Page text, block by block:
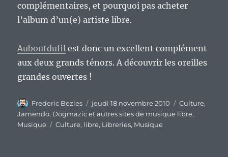
complémentaires, et pourquoi pas acheter
l’album d’un(e) artiste libre.
Auboutdufil est donc un excellent complément
aux deux grands ténors. A découvrir les oreilles
grandes ouvertes !
Auteur
Frederic Bezies
Publié
le
jeudi 18 novembre 2010 Catégories
Culture,
Jamendo, Dogmazic et autres sites de musique libre,
Musique
Étiquettes
Culture, libre, Libreries, Musique